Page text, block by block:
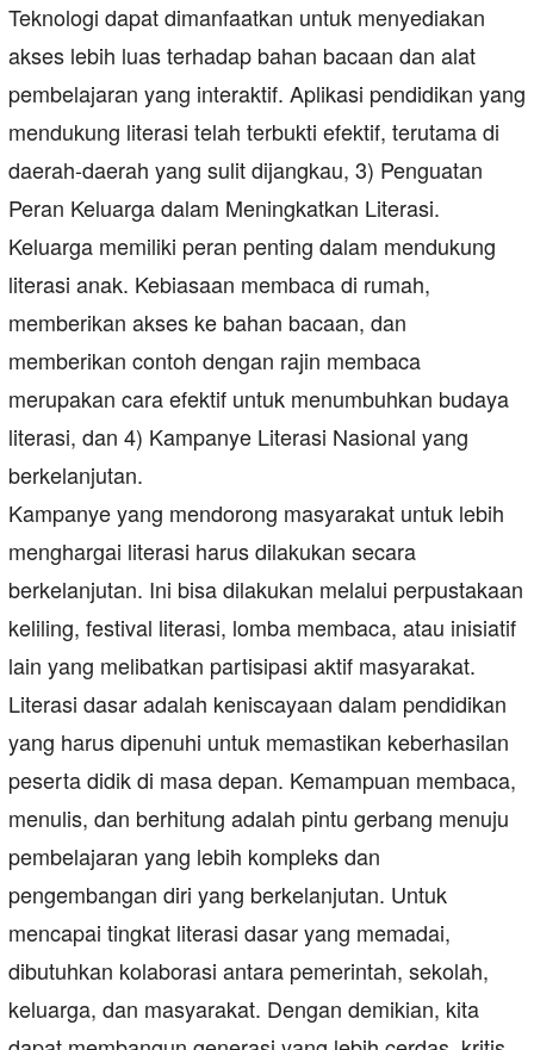
Teknologi dapat dimanfaatkan untuk menyediakan
akses lebih luas terhadap bahan bacaan dan alat
pembelajaran yang interaktif. Aplikasi pendidikan yang
mendukung literasi telah terbukti efektif, terutama di
daerah-daerah yang sulit dijangkau, 3) Penguatan
Peran Keluarga dalam Meningkatkan Literasi.
Keluarga memiliki peran penting dalam mendukung
literasi anak. Kebiasaan membaca di rumah,
memberikan akses ke bahan bacaan, dan
memberikan contoh dengan rajin membaca
merupakan cara efektif untuk menumbuhkan budaya
literasi, dan 4) Kampanye Literasi Nasional yang
berkelanjutan.
Kampanye yang mendorong masyarakat untuk lebih
menghargai literasi harus dilakukan secara
berkelanjutan. Ini bisa dilakukan melalui perpustakaan
keliling, festival literasi, lomba membaca, atau inisiatif
lain yang melibatkan partisipasi aktif masyarakat.
Literasi dasar adalah keniscayaan dalam pendidikan
yang harus dipenuhi untuk memastikan keberhasilan
peserta didik di masa depan. Kemampuan membaca,
menulis, dan berhitung adalah pintu gerbang menuju
pembelajaran yang lebih kompleks dan
pengembangan diri yang berkelanjutan. Untuk
mencapai tingkat literasi dasar yang memadai,
dibutuhkan kolaborasi antara pemerintah, sekolah,
keluarga, dan masyarakat. Dengan demikian, kita